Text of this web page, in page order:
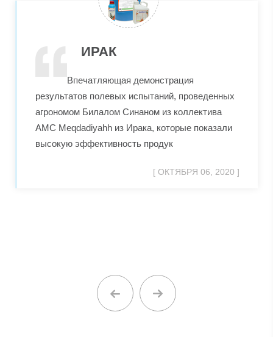
ИРАК
Впечатляющая демонстрация
результатов полевых испытаний, проведенных
агрономом Билалом Синаном из коллектива
AMC Meqdadiyahh из Ирака, которые показали
высокую эффективность продук
[ ОКТЯБРЯ 06, 2020 ]